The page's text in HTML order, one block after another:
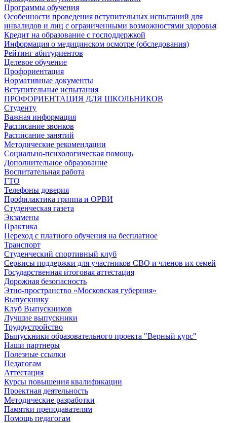
Программы обучения
Особенности проведения вступительных испытаний для
инвалидов и лиц с ограниченными возможностями здоровья
Кредит на образование с господдержкой
Информация о медицинском осмотре (обследования)
Рейтинг абитуриентов
Целевое обучение
Профориентация
Нормативные документы
Вступительные испытания
ПРОФОРИЕНТАЦИЯ ДЛЯ ШКОЛЬНИКОВ
Студенту
Важная информация
Расписание звонков
Расписание занятий
Методические рекомендации
Социально-психологическая помощь
Дополнительное образование
Воспитательная работа
ГТО
Телефоны доверия
Профилактика гриппа и ОРВИ
Cтуденческая газета
Экзамены
Практика
Переход с платного обучения на бесплатное
Транспорт
Студенческий спортивный клуб
Сервисы поддержки для участников СВО и членов их семей
Государственная итоговая аттестация
Дорожная безопасность
Этно-пространство «Московская губерния»
Выпускнику
Клуб Выпускников
Лучшие выпускники
Трудоустройство
Выпускники образовательного проекта "Верный курс"
Наши партнеры
Полезные ссылки
Педагогам
Аттестация
Курсы повышения квалификации
Проектная деятельность
Методические разработки
Памятки преподавателям
Помощь педагогам